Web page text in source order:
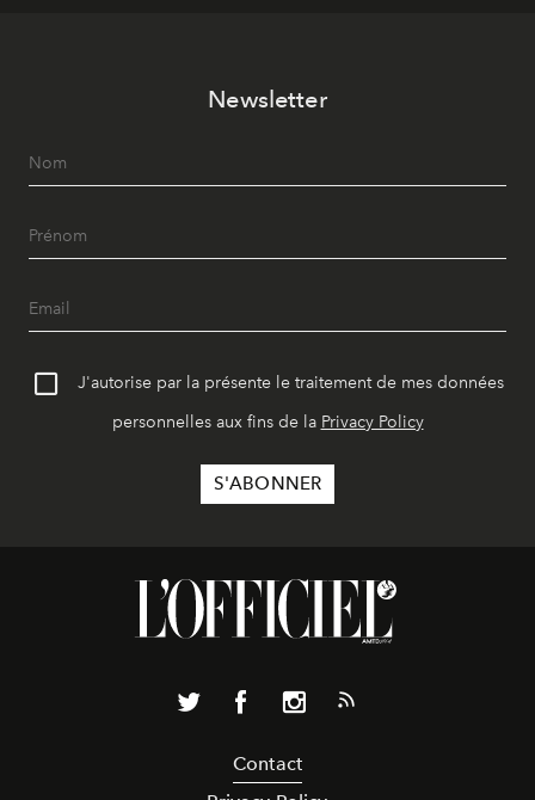
Newsletter
J'autorise par la présente le traitement de mes données
personnelles aux fins de la Privacy Policy
Contact